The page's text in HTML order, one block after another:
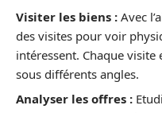
Visiter les biens : Avec
des visites pour voir
intéressent. Chaque visite
sous différents angles.
Analyser les offres :